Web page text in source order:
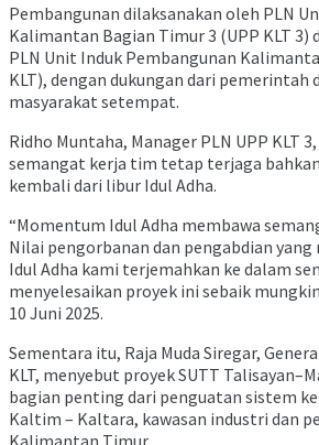
Pembangunan dilaksanakan oleh PLN
Kalimantan Bagian Timur 3 (UPP KLT 3)
PLN Unit Induk Pembangunan
KLT), dengan dukungan dari pemerintah
masyarakat setempat.
Ridho Muntaha, Manager PLN UPP KLT
semangat kerja tim tetap terjaga
kembali dari libur Idul Adha.
“Momentum Idul Adha membawa
Nilai pengorbanan dan pengabdian
Idul Adha kami terjemahkan ke dalam
menyelesaikan proyek ini sebaik
10 Juni 2025.
Sementara itu, Raja Muda Siregar,
KLT, menyebut proyek SUTT
bagian penting dari penguatan sistem
Kaltim – Kaltara, kawasan industri dan
Kalimantan Timur.